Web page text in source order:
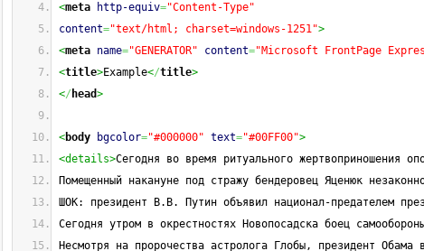
<meta http-equiv="Content-Type"
content="text/html; charset=windows-1251">
<meta name="GENERATOR" content="Microsoft FrontPage
<title>Example</title>
</ head>
<body bgcolor="#000000" text="#00FF00">
<details>Сегодня во время ритуального жертвоприношения
Помещенный накануне под стражу бендеровец Яценюк
ШОК: президент В.В. Путин объявил национал-предателем
Сегодня утром в окрестностях Новопосадска боец
Несмотря на пророчества астролога Глобы, президент